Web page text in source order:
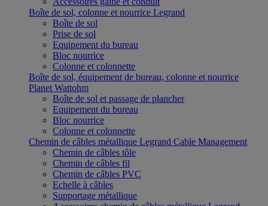
Boîte de sol, colonne et nourrice Legrand
Boîte de sol
Prise de sol
Equipement du bureau
Bloc nourrice
Colonne et colonnette
Boîte de sol, équipement de bureau, colonne et nourrice
Planet Wattohm
Boîte de sol et passage de plancher
Equipement du bureau
Bloc nourrice
Colonne et colonnette
Chemin de câbles métallique Legrand Cable Management
Chemin de câbles tôle
Chemin de câbles fil
Chemin de câbles PVC
Echelle à câbles
Supportage métallique